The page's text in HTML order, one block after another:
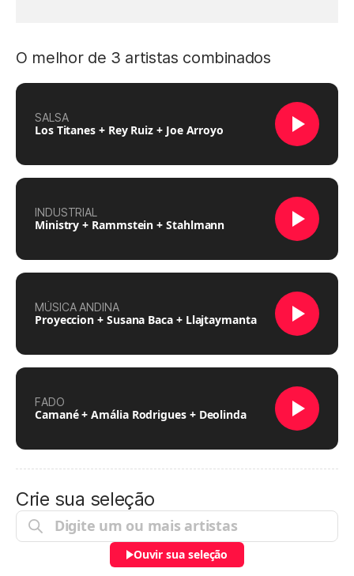
O melhor de 3 artistas combinados
SALSA
Los Titanes + Rey Ruiz + Joe Arroyo
INDUSTRIAL
Ministry + Rammstein + Stahlmann
MÚSICA ANDINA
Proyeccion + Susana Baca + Llajtaymanta
FADO
Camané + Amália Rodrigues + Deolinda
Crie sua seleção
Ouvir sua seleção